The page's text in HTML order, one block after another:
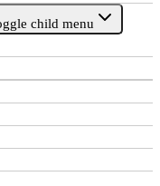
child menu